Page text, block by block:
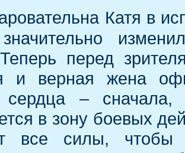
Катя в
перед
и верная жена
сердца –
в зону боевых
все силы, чтобы